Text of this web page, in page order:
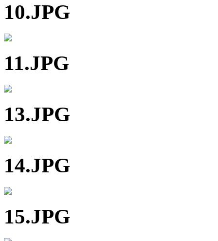
10.JPG
11.JPG
13.JPG
14.JPG
15.JPG